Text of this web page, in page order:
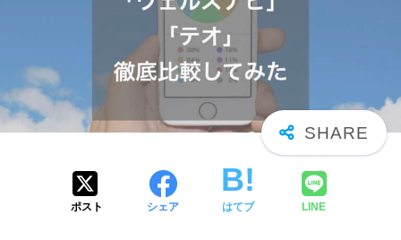
ポスト シェア はてブ LINE